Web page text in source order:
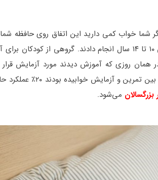
خواب کمی دارید این اتفاق روی حافظه شما
محققان آزمایشی را در خصوص تأثیر خواب روی ۴۰ کودک بین ۱۰ تا ۱۴ سال
روزی که آموزش دیدند مورد آزمایش
نخوابیدند. نتایج به دست آمده
می‌شود.